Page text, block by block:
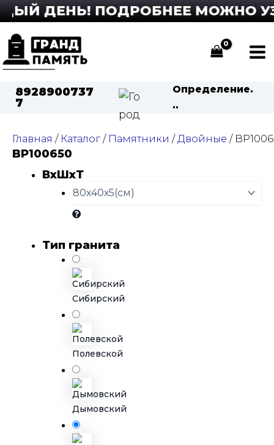
Перейти
к
содержимому
ДЕНЬ! ПОДРОБНЕЕ МОЖНО
8928900737
7
Определение.
..
Главная / Каталог / Памятники /Двойные /
BP100650
Тип гранита
Дымовский
Полевской
Сибирский
ВхШхТ